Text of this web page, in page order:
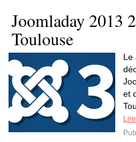
Joomladay 2013
Toulouse
Le
et